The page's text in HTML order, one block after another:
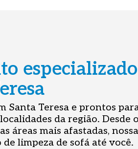
especializado
Santa Teresa e prontos
da região. Desde o
áreas mais afastadas, nossa
limpeza de sofá até você.